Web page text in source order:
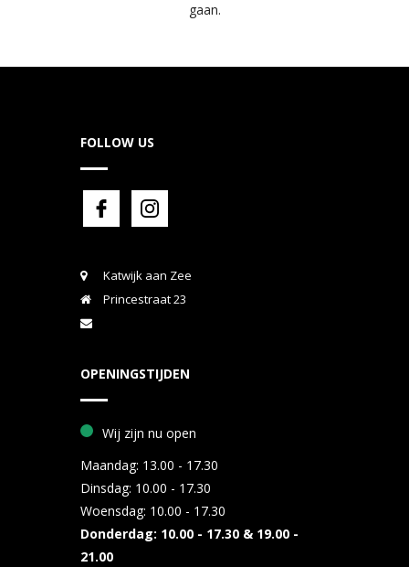
gaan.
FOLLOW US
Katwijk aan Zee
Princestraat 23
OPENINGSTIJDEN
Wij zijn nu open
Maandag: 13.00 - 17.30
Dinsdag: 10.00 - 17.30
Woensdag: 10.00 - 17.30
Donderdag: 10.00 - 17.30 & 19.00 -
21.00